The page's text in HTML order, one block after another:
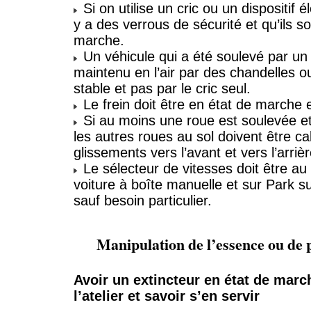
Si on utilise un cric ou un dispositif
y a des verrous de sécurité et qu’ils
marche.
Un véhicule qui a été soulevé par
maintenu en l’air par des chandelles
stable et pas par le cric seul.
Le frein doit être en état de marche
Si au moins une roue est soulevée
les autres roues au sol doivent être
glissements vers l’avant et vers
Le sélecteur de vitesses doit être
voiture à boîte manuelle et sur Park
sauf besoin particulier.
Manipulation de l’essence ou
Avoir un extincteur en état de
l’atelier et savoir s’en servir